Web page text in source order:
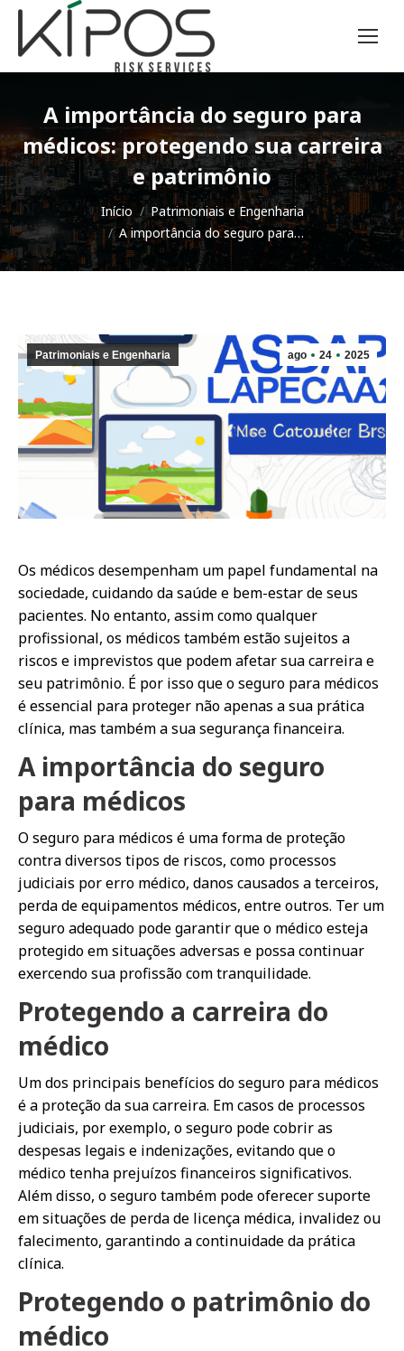
A importância do seguro para
médicos: protegendo sua carreira
e patrimônio
Você está aqui:
Início
Patrimoniais e Engenharia
A importância do seguro para…
ago 24 2025
Patrimoniais e Engenharia
Os médicos desempenham um papel fundamental na
sociedade, cuidando da saúde e bem-estar de seus
pacientes. No entanto, assim como qualquer
profissional, os médicos também estão sujeitos a
riscos e imprevistos que podem afetar sua carreira e
seu patrimônio. É por isso que o seguro para médicos
é essencial para proteger não apenas a sua prática
clínica, mas também a sua segurança financeira.
A importância do seguro
para médicos
O seguro para médicos é uma forma de proteção
contra diversos tipos de riscos, como processos
judiciais por erro médico, danos causados a terceiros,
perda de equipamentos médicos, entre outros. Ter um
seguro adequado pode garantir que o médico esteja
protegido em situações adversas e possa continuar
exercendo sua profissão com tranquilidade.
Protegendo a carreira do
médico
Um dos principais benefícios do seguro para médicos
é a proteção da sua carreira. Em casos de processos
judiciais, por exemplo, o seguro pode cobrir as
despesas legais e indenizações, evitando que o
médico tenha prejuízos financeiros significativos.
Além disso, o seguro também pode oferecer suporte
em situações de perda de licença médica, invalidez ou
falecimento, garantindo a continuidade da prática
clínica.
Protegendo o patrimônio do
médico